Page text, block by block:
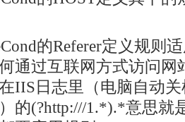
的Referer定义规则
通过互联网方式访问网
IIS日志里（电脑自动
的(?http:///1.*).*意思就